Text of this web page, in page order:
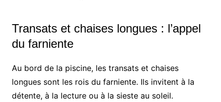
Transats et chaises longues : l’appel
du farniente
Au bord de la piscine, les transats et chaises
longues sont les rois du farniente. Ils invitent à la
détente, à la lecture ou à la sieste au soleil.